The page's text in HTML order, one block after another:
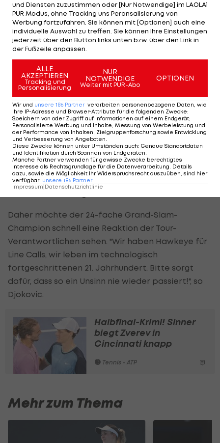
fragte der Kanadier wütend in Richtung
Stuhlschiedsrichter.
"Es ist peinlich"
Djokovic beschwerte sich folglich in den sozialen
Netzwerken: "Es ist peinlich, dass wir für diese Art
von Situationen auf dem Spielfeld keine
Videowiederholung haben."
Weiters führte der Serbe aus: "Noch lächerlicher
ist, dass wir keine Regel haben, die es den
Stuhlschiedsrichtern erlaubt, die ursprüngliche
Entscheidung auf der Grundlage der
Daher möchte der 24-fache Grand-Slam-
Champion schnell eine Reaktion der Tour-
Verantwortlichen sehen. "Wir haben Hawkeye für
Line Calls, wir leben im technologisch
fortgeschrittenen 21. Jahrhundert. Bitte sorgt
dafür, dass so ein Unsinn nie wieder passiert!", so
Djokovic.
Halbfinal-Krimi! Sinner
biegt Zverev in
Cincinnati knapp
Tennis - ATP
Mehr zum Thema
und Diensten zuzustimmen oder [Nur Notwendige] im LAOLA1
PUR Modus, ohne Tracking uns Peronsalisierung von
Werbung fortzufahren. Sie können mit [Optionen] auch eine
individuelle Auswahl zu treffen. Sie können Ihre Einstellungen
jederzeit über den Button links unten bzw. über den Link in
der Fußzeile anpassen.
ALLE
AKZEPTIEREN
Tracking und
Personalisierung
NUR
NOTWENDIGE
Weiter mit PUR-Abo
OPTIONEN
Wir und unsere 186 Partner verarbeiten personenbezogene Daten, wie
Ihre IP-Adresse und Browser-Attribute für die folgenden Zwecke:
Speichern von oder Zugriff auf Informationen auf einem Endgerät;
Personalisierte Werbung und Inhalte, Messung von Werbeleistung und
der Performance von Inhalten, Zielgruppenforschung sowie Entwicklung
und Verbesserung von Angeboten
Diese Zwecke können unter Umständen auch: Genaue Standortdaten
und Identifikation durch Scannen von Endgeräten
Manche Partner verwenden für gewisse Zwecke berechtigtes
Interesse als Rechtsgrundlage für die Datenverarbeitung. Details
dazu, sowie die Möglichkeit Ihr Widerspruchsrecht auszuüben, sind hier
verfügbar: unsere 186 Partner
Impressum|Datenschutzrichtlinie